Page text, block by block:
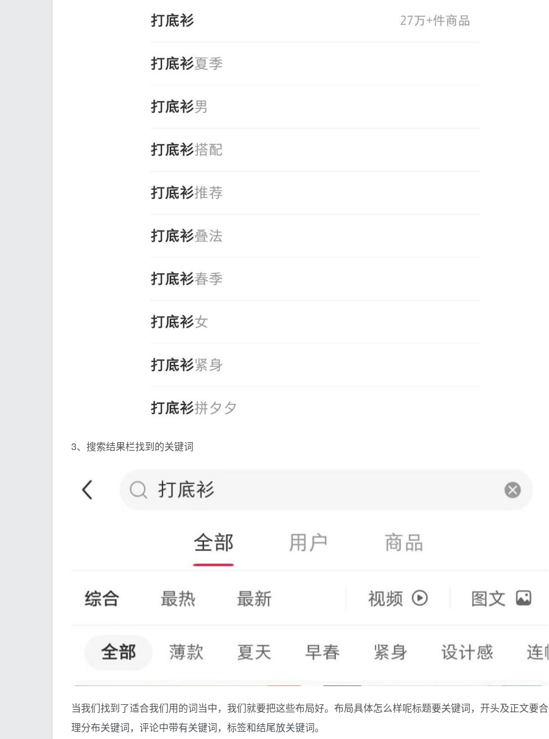
3、搜索结果栏找到的关键词
当我们找到了适合我们用的词当中，我们就要把这些布局好。布局具体怎么样呢标题要关键词，开头及正文要合
理分布关键词，评论中带有关键词，标签和结尾放关键词。